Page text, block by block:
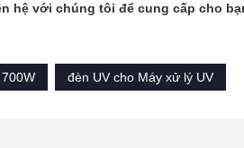
hệ với chúng tôi để cung cấp cho
đèn UV cho Máy xử lý UV